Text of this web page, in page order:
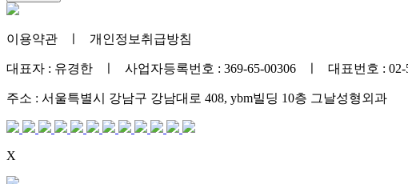
이용약관 개인정보취급방침
대표자 : 유경한 ㅣ 사업자등록번호 : 369-65-00306 ㅣ 대표번호 : 02-
주소 : 서울특별시 강남구 강남대로 408, ybm빌딩 10층 그날성형외과
X